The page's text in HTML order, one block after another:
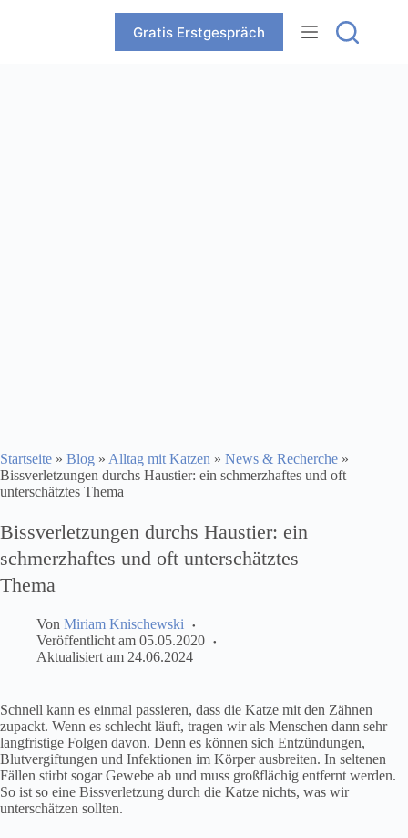
Gratis Erstgespräch
Startseite » Blog » Alltag mit Katzen » News & Recherche »
Bissverletzungen durchs Haustier: ein schmerzhaftes und oft
unterschätztes Thema
Bissverletzungen durchs Haustier: ein
schmerzhaftes und oft unterschätztes
Thema
Von Miriam Knischewski
Veröffentlicht am 05.05.2020
Aktualisiert am 24.06.2024
Schnell kann es einmal passieren, dass die Katze mit den Zähnen
zupackt. Wenn es schlecht läuft, tragen wir als Menschen dann sehr
langfristige Folgen davon. Denn es können sich Entzündungen,
Blutvergiftungen und Infektionen im Körper ausbreiten. In seltenen
Fällen stirbt sogar Gewebe ab und muss großflächig entfernt werden.
So ist so eine Bissverletzung durch die Katze nichts, was wir
unterschätzen sollten.